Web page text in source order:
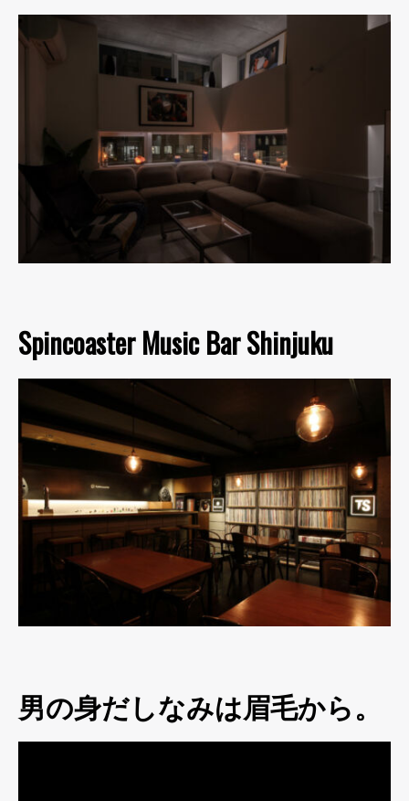
Spincoaster Music Bar Shinjuku
男の身だしなみは眉毛から。